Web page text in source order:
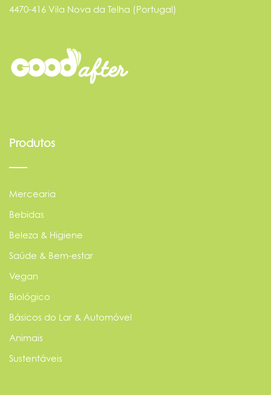
4470-416 Vila Nova da Telha (Portugal)
Produtos
Mercearia
Bebidas
Beleza & Higiene
Saúde & Bem-estar
Vegan
Biológico
Básicos do Lar & Automóvel
Animais
Sustentáveis